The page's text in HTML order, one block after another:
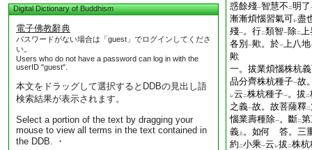
Digital Dictionary of Buddhism
電子佛教辭典
パスワードがない場合は「guest」でログインしてくださ
い。
Users who do not have a password can log in with the
userID "guest".
本文をドラッグして選択するとDDBの見出し語
検索結果が表示されます。
Select a portion of the text by dragging your
mouse to view all terms in the text contained in
the DDB. ・
惑餘殘一智慧不 二明了
漸漸煩惱習氣可レ盡
殘一。行二類智一除二上
各別 一歟。於一上八地
歟
一。拔業煩惱株杭
品分齊株杭種子一故
レ云 二株杭種子一。拔 二
之義一故。故菩薩釋二
惱業壽種除一。斷二
義 上 。如何 答。三
約 二小乘一云 レ拔 二株杭